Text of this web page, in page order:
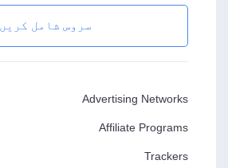
سروس شامل کریں
Advertising Networks
Affiliate Programs
Trackers